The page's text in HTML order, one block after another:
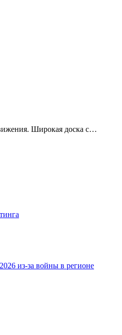
Широкая доска с…
из-за войны в регионе